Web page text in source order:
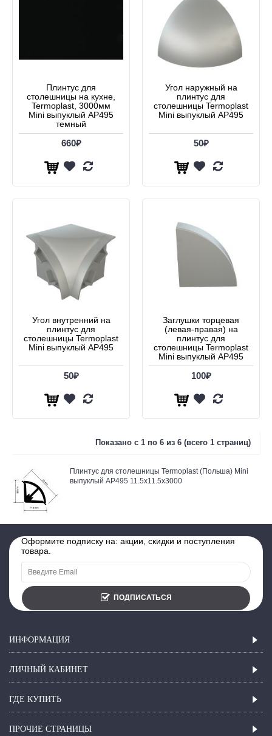
Плинтус для
столешницы на кухне,
Termoplast, 3000мм
Mini выпуклый AP495
темный
660₽
Угол наружный на
плинтус для
столешницы Termoplast
Mini выпуклый AP495
50₽
Угол внутренний на
плинтус для
столешницы Termoplast
Mini выпуклый AP495
50₽
Заглушки торцевая
(левая-правая) на
плинтус для
столешницы Termoplast
Mini выпуклый AP495
100₽
Показано с 1 по 6 из 6 (всего 1 страниц)
Плинтус для столешницы Termoplast (Польша) Mini
выпуклый AP495 11.5x11.5x3000
Оформите подписку на: акции, скидки и поступления
товара.
ПОДПИСАТЬСЯ
ИНФОРМАЦИЯ
ЛИЧНЫЙ КАБИНЕТ
ГДЕ КУПИТЬ
ПРОЧИЕ СТРАНИЦЫ